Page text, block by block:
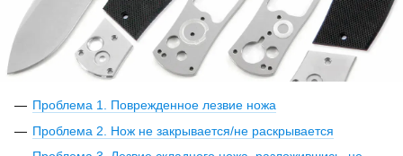
Проблема 1. Поврежденное лезвие ножа
Проблема 2. Нож не закрывается/не раскрывается